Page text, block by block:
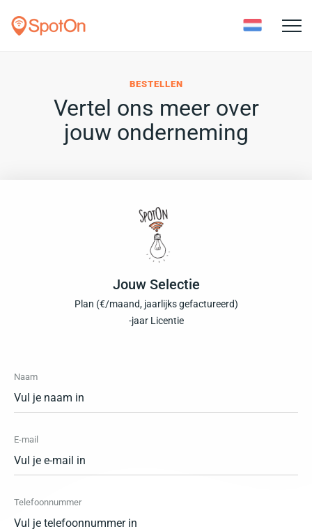
Toggle
BESTELLEN
Vertel ons meer over
jouw onderneming
Jouw Selectie
Plan (€/maand, jaarlijks gefactureerd)
-jaar Licentie
Naam
E-mail
Telefoonnummer